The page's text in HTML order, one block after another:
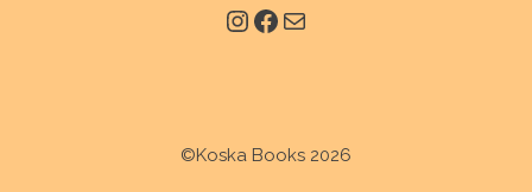
Instagram
Facebook
Mail
©Koska Books 2026